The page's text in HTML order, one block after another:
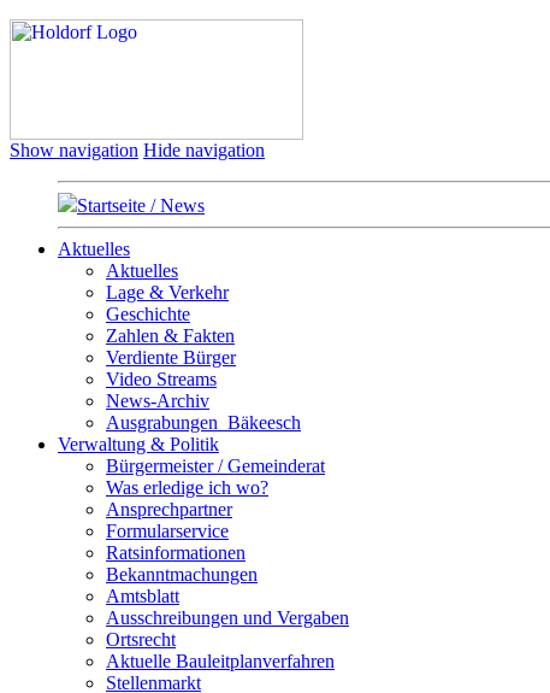
Show navigation Hide navigation
Startseite / News
Aktuelles
Aktuelles
Lage & Verkehr
Geschichte
Zahlen & Fakten
Verdiente Bürger
Video Streams
News-Archiv
Ausgrabungen_Bäkeesch
Verwaltung & Politik
Bürgermeister / Gemeinderat
Was erledige ich wo?
Ansprechpartner
Formularservice
Ratsinformationen
Bekanntmachungen
Amtsblatt
Ausschreibungen und Vergaben
Ortsrecht
Aktuelle Bauleitplanverfahren
Stellenmarkt